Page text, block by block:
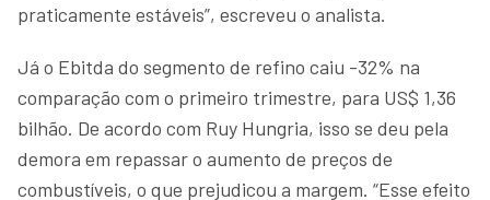
praticamente estáveis”, escreveu o analista.
Já o Ebitda do segmento de refino caiu -32% na
comparação com o primeiro trimestre, para US$ 1,36
bilhão. De acordo com Ruy Hungria, isso se deu pela
demora em repassar o aumento de preços de
combustíveis, o que prejudicou a margem. “Esse efeito